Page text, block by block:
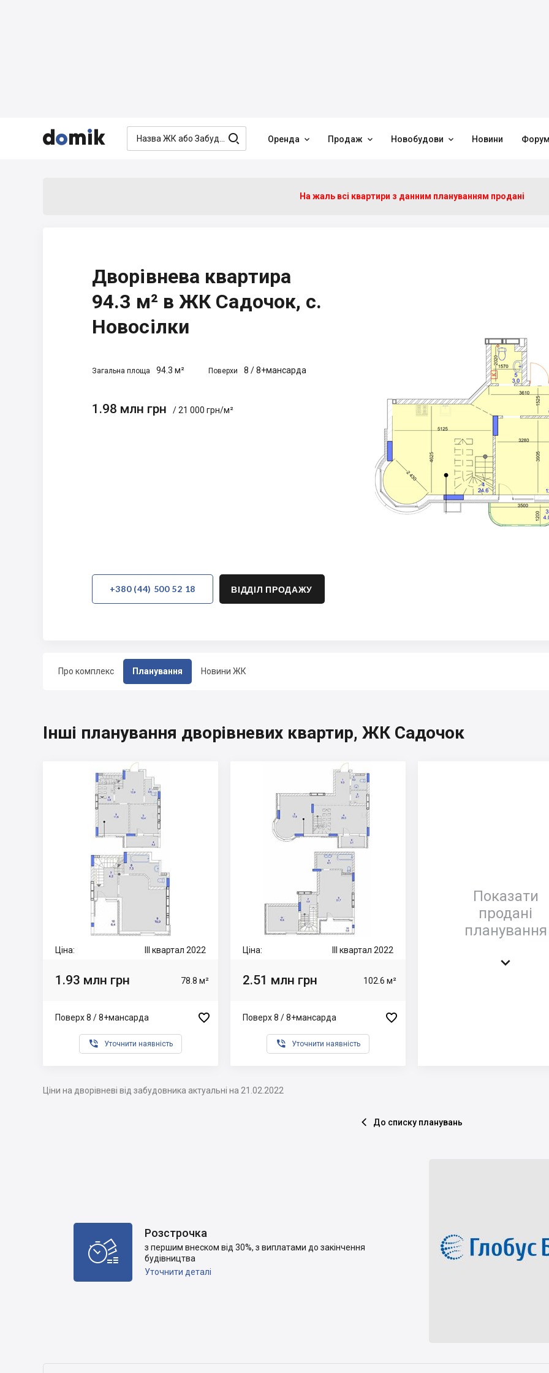


  Оренда  Продаж  Новобудови  Новини
Про комплекс Планування Новини ЖК
На жаль всі квартири з данним плануванням продані
Дворівнева квартира
94.3 м² в ЖК Садочок, с.
Новосілки
Загальна площа 94.3 м² Поверхи 8 /8+мансарда
1.98 млн грн / 21 000 грн/м²
+380 (44) 500 52 18 ВІДДІЛ ПРОДАЖУ
Інші планування дворівневих квартир, ЖК Садочок
Ціна: III квартал 2022
1.93 млн грн 78.8 м²
Поверх 8 / 8+мансарда 
 Уточнити наявність
Ціна: III квартал 2022
2.51 млн грн 102.6 м²
Поверх 8 / 8+мансарда 
 Уточнити наявність
Показати
продані
планування

Ціни на дворівневі від забудовника актуальні на 21.02.2022
 До списку планувань

Розстрочка
з першим внеском від 30%, з виплатами до закінчення
будівництва
Уточнити деталі